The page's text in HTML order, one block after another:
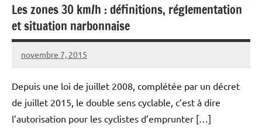
Les zones 30 km/h : définitions, réglementation
et situation narbonnaise
novembre 7, 2015
Vélocité
3
Depuis une loi de juillet 2008, complétée par un décret
de juillet 2015, le double sens cyclable, c’est à dire
l’autorisation pour les cyclistes d’emprunter […]